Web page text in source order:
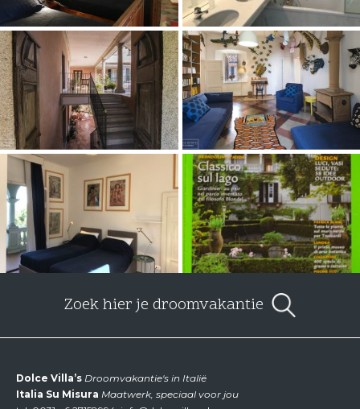
Zoek hier je droomvakantie
Dolce Villa’s Droomvakantie's in Italië
Italia Su Misura Maatwerk, speciaal voor jou